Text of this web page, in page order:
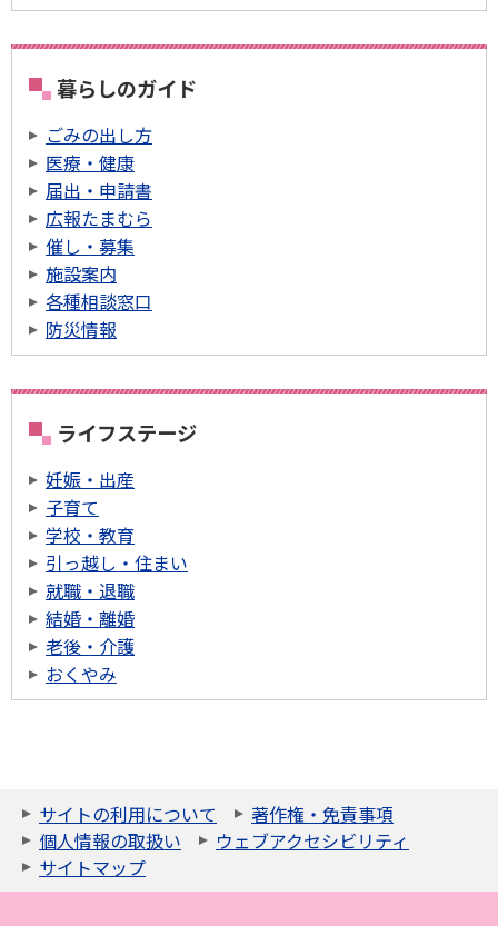
暮らしのガイド
ごみの出し方
医療・健康
届出・申請書
広報たまむら
催し・募集
施設案内
各種相談窓口
防災情報
ライフステージ
妊娠・出産
子育て
学校・教育
引っ越し・住まい
就職・退職
結婚・離婚
老後・介護
おくやみ
サイトの利用について
著作権・免責事項
個人情報の取扱い
ウェブアクセシビリティ
サイトマップ